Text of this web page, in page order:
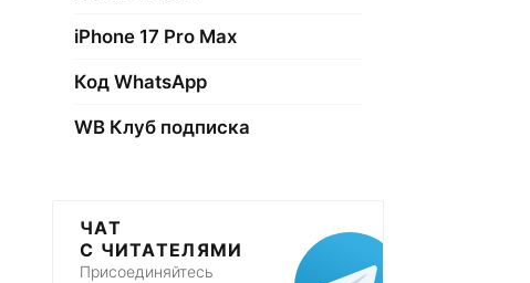
iPhone 17 Pro Max
Код WhatsApp
WB Клуб подписка
ЧАТ
С ЧИТАТЕЛЯМИ
Присоединяйтесь